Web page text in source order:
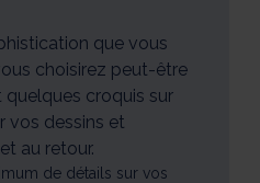
que vous
choisirez peut-être
quelques croquis sur
vos dessins et
au retour.
de détails sur vos